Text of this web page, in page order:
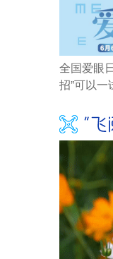
全国爱眼
招”可以一